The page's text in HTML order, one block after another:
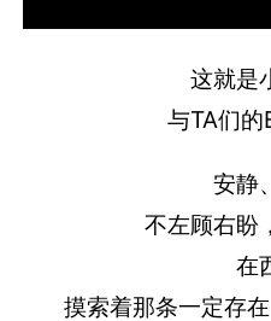
这就是
与TA们
安静
不左顾右盼
在
摸索着那条一定存